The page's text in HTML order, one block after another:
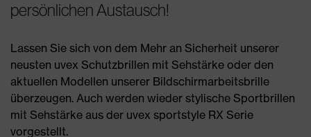
persönlichen Austausch!
Lassen Sie sich von dem Mehr an Sicherheit unserer
neusten uvex Schutzbrillen mit Sehstärke oder den
aktuellen Modellen unserer Bildschirmarbeitsbrille
überzeugen. Auch werden wieder stylische Sportbrillen
mit Sehstärke aus der uvex sportstyle RX Serie
vorgestellt.